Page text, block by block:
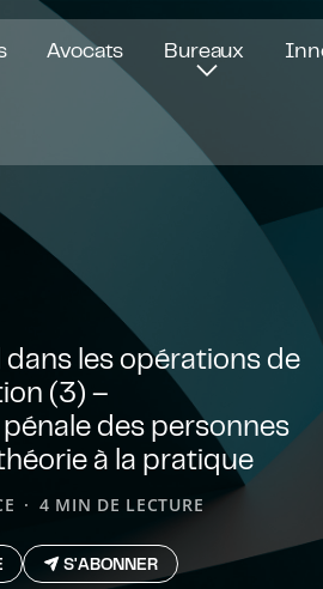
Avocats Bureaux
dans les opérations de
(3) –
des personnes
à la pratique
4 MIN DE LECTURE
S'ABONNER
fenêtre